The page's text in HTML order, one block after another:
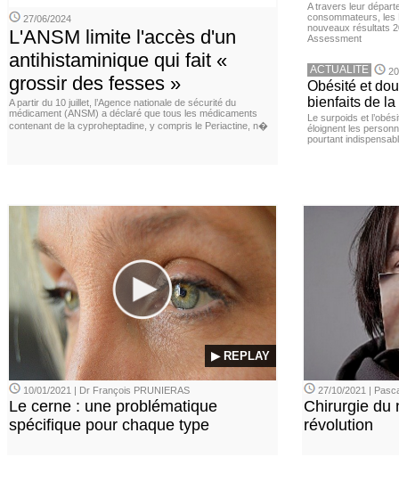
27/06/2024
L'ANSM limite l'accès d'un
antihistaminique qui fait «
grossir des fesses »
A partir du 10 juillet, l’Agence nationale de sécurité du
médicament (ANSM) a déclaré que tous les médicaments
contenant de la cyproheptadine, y compris le Periactine, n�
A travers leur
consommateurs, les
nouveaux résultats
Assessment
ACTUALITE
Obésité et
bienfaits de
Le surpoids et
éloignent les
pourtant
▶ REPLAY
10/01/2021 | Dr François PRUNIERAS
Le cerne : une problématique
spécifique pour chaque type
27/10/2021 |
Chirurgie du
révolution